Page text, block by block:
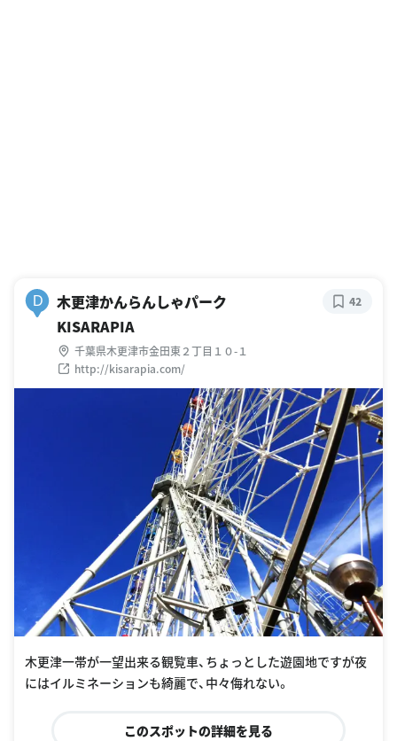
D
木更津かんらんしゃパーク
KISARAPIA
千葉県木更津市金田東２丁目１０-１
http://kisarapia.com/
42
木更津一帯が一望出来る観覧車、ちょっとした遊園地ですが夜
にはイルミネーションも綺麗で、中々侮れない。
このスポットの詳細を見る